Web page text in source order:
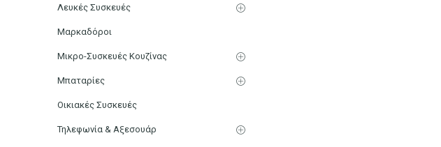
Λευκές Συσκευές
Μαρκαδόροι
Μικρο-Συσκευές Κουζίνας
Μπαταρίες
Οικιακές Συσκευές
Τηλεφωνία & Αξεσουάρ